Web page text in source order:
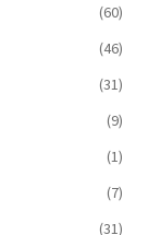
(60)
(46)
(31)
(9)
(1)
(7)
(31)